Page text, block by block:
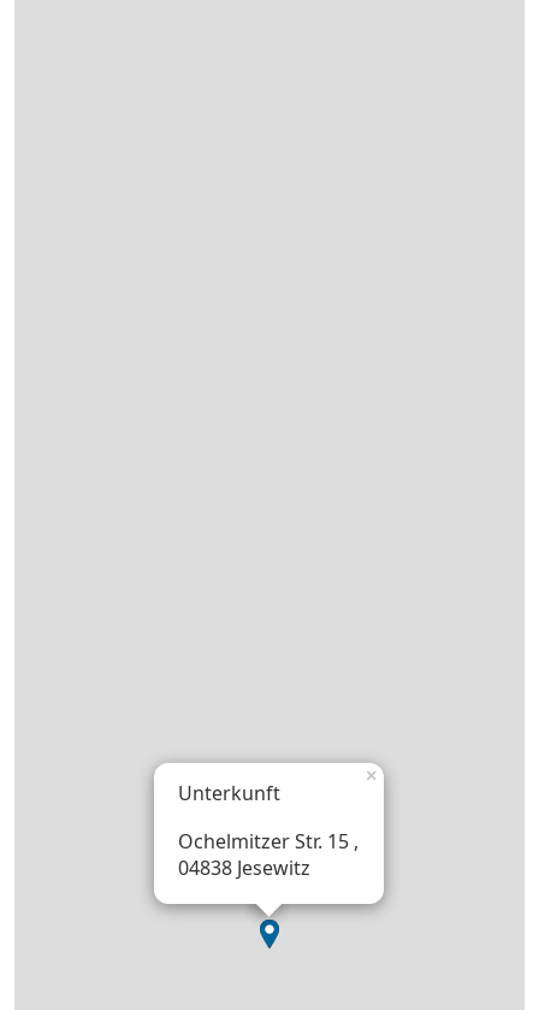
Unterkunft
Ochelmitzer Str. 15 ,
04838 Jesewitz
×